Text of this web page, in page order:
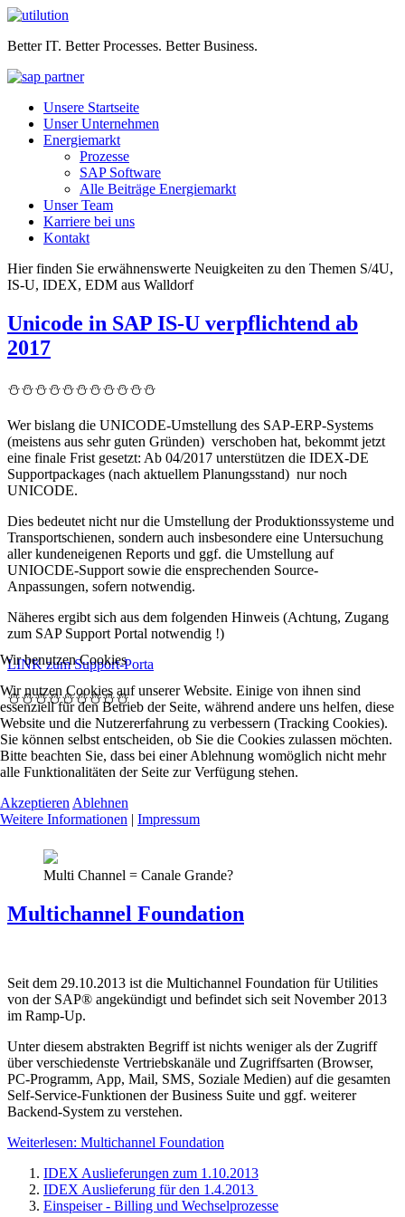
Better IT. Better Processes. Better Business.
Unsere Startseite
Unser Unternehmen
Energiemarkt
Prozesse
SAP Software
Alle Beiträge Energiemarkt
Unser Team
Karriere bei uns
Kontakt
Hier finden Sie erwähnenswerte Neuigkeiten zu den Themen S/4U,
IS-U, IDEX, EDM aus Walldorf
Unicode in SAP IS-U verpflichtend ab
2017
⛄⛄⛄⛄⛄⛄⛄⛄⛄⛄⛄
Wer bislang die UNICODE-Umstellung des SAP-ERP-Systems
(meistens aus sehr guten Gründen) verschoben hat, bekommt jetzt
eine finale Frist gesetzt: Ab 04/2017 unterstützen die IDEX-DE
Supportpackages (nach aktuellem Planungsstand) nur noch
UNICODE.
Dies bedeutet nicht nur die Umstellung der Produktionssysteme und
Transportschienen, sondern auch insbesondere eine Untersuchung
aller kundeneigenen Reports und ggf. die Umstellung auf
UNIOCDE-Support sowie die ensprechenden Source-
Anpassungen, sofern notwendig.
Näheres ergibt sich aus dem folgenden Hinweis (Achtung, Zugang
zum SAP Support Portal notwendig !)
LINK zum Support-Porta
⛄⛄⛄⛄⛄⛄⛄⛄⛄
Multi Channel = Canale Grande?
Multichannel Foundation
Seit dem 29.10.2013 ist die Multichannel Foundation für Utilities
von der SAP® angekündigt und befindet sich seit November 2013
im Ramp-Up.
Unter diesem abstrakten Begriff ist nichts weniger als der Zugriff
über verschiedenste Vertriebskanäle und Zugriffsarten (Browser,
PC-Programm, App, Mail, SMS, Soziale Medien) auf die gesamten
Self-Service-Funktionen der Business Suite und ggf. weiterer
Backend-System zu verstehen.
Weiterlesen: Multichannel Foundation
IDEX Auslieferungen zum 1.10.2013
IDEX Auslieferung für den 1.4.2013
Einspeiser - Billing und Wechselprozesse
Wir benutzen Cookies
Wir nutzen Cookies auf unserer Website. Einige von ihnen sind
essenziell für den Betrieb der Seite, während andere uns helfen, diese
Website und die Nutzererfahrung zu verbessern (Tracking Cookies).
Sie können selbst entscheiden, ob Sie die Cookies zulassen möchten.
Bitte beachten Sie, dass bei einer Ablehnung womöglich nicht mehr
alle Funktionalitäten der Seite zur Verfügung stehen.
Akzeptieren Ablehnen
Weitere Informationen | Impressum